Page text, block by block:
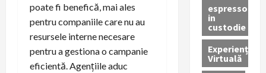
poate fi benefică, mai ales
pentru companiile care nu au
resursele interne necesare
pentru a gestiona o campanie
eficientă. Agențiile aduc
espressor
in
custodie
Experiență
Virtuală